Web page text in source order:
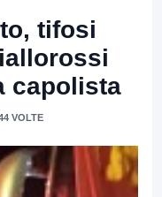
tifosi
capolista
VOLTE